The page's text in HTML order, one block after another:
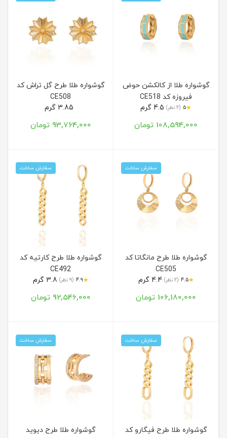
گوشواره طلا از کالکشن حوض
فیروزه کد CE518
★
5 (2 نظر)
108,594,000 تومان
گوشواره طلا طرح گل تراش کد
CE508
93,764,000 تومان
سفارش ساخت
گوشواره طلا طرح مانگاتا کد
CE505
★
4.5 (2 نظر) 4.4 گرم
106,180,000 تومان
سفارش ساخت
گوشواره طلا طرح کارتیه کد
CE492
★
4.9 (9 نظر)
92,546,000 تومان
سفارش ساخت
گوشواره طلا طرح فیگارو کد
سفارش ساخت
گوشواره طلا طرح دیوید